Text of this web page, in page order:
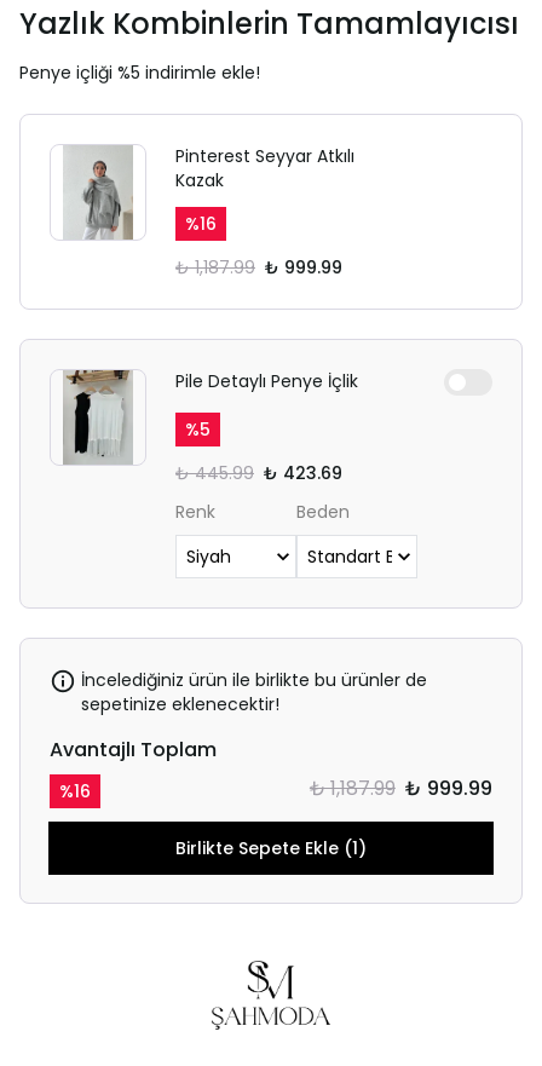
Yazlık Kombinlerin Tamamlayıcısı
Penye içliği %5 indirimle ekle!
Pinterest Seyyar Atkılı
Kazak
%16
₺ 1,187.99 ₺ 999.99
Pile Detaylı Penye İçlik
%5
₺ 445.99 ₺ 423.69
Renk
Beden
İncelediğiniz ürün ile birlikte bu ürünler de
sepetinize eklenecektir!
Avantajlı Toplam
%16 ₺ 1,187.99 ₺ 999.99
Birlikte Sepete Ekle (1)